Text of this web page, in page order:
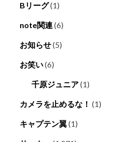
Bリーグ(1)
note関連(6)
お知らせ(5)
お笑い(6)
千原ジュニア(1)
カメラを止めるな！ (1)
キャプテン翼(1)